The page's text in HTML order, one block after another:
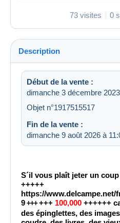
73 visites 0
Description
Début de la vente :
dimanche 3 décembre
Objet n°1917515517
Fin de la vente :
dimanche 9 août 2026 à
S´il vous plaît jeter un
+++++
https://
9 ++++++ 100,000 ++++++
des épinglettes, des